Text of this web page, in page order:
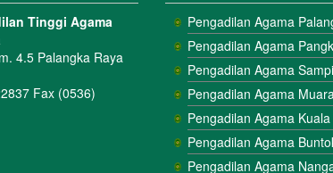
Tinggi Agama
4.5 Palangka Raya
Fax (0536)
Pengadilan Agama
Pengadilan Agama
Pengadilan Agama
Pengadilan Agama
Pengadilan Agama
Pengadilan Agama
Pengadilan Agama